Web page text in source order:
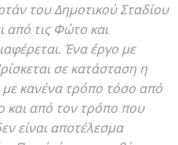
του Δημοτικού Σταδίου
από τις Φώτο και
Ένα έργο με
σε κατάσταση η
με κανένα τρόπο τόσο από
και από τον τρόπο που
είναι αποτέλεσμα